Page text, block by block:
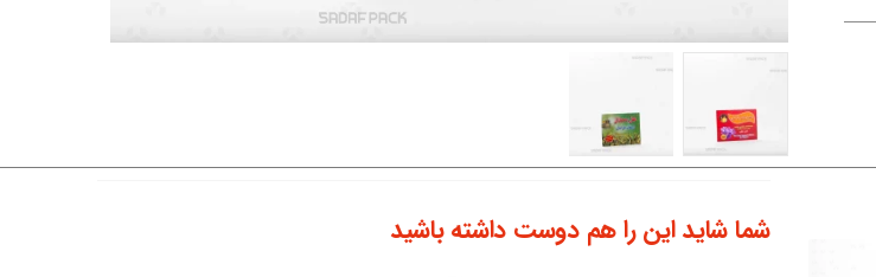
شما شاید این را هم دوست داشته باشید